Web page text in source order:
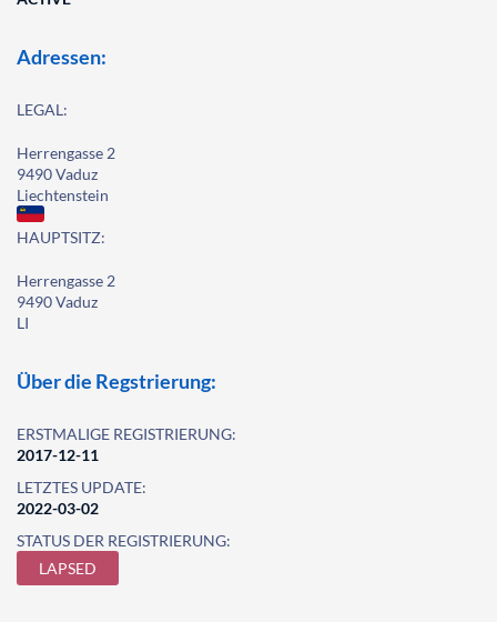
Adressen:
LEGAL:
Herrengasse 2
9490 Vaduz
Liechtenstein
HAUPTSITZ:
Herrengasse 2
9490 Vaduz
LI
Über die Regstrierung:
ERSTMALIGE REGISTRIERUNG:
2017-12-11
LETZTES UPDATE:
2022-03-02
STATUS DER REGISTRIERUNG:
LAPSED